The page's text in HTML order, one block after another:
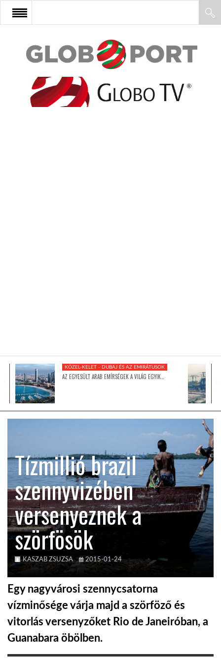
FŐOLDAL
AFRIKA
GLOBOTV BP
TROPICALMAGAZIN
GLOBOTV
AFRIKA TUDÁSTÁR
A NAP SZÉPE
LINKTR.EE
GLOBOZSARU
DOBRAVERO.HU
KÖZEL-KELET - DUBAJ ÉS AZ EMIRÁTUSOK
AZ EGYESÜLT ARAB EMÍRSÉGEK A VILÁG EGYIK…
Tízmillió brazil
szennyvizében
versenyeznek a
szörfösök
KASZAB ZSUZSA 2015-01-24
Egy nagyvárosi szennycsatorna
vízminősége várja majd a szörföző és
vitorlás versenyzőket Rio de Janeiróban, a
Guanabara öbölben.